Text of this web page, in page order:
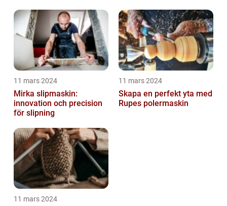
11 mars 2024
Mirka slipmaskin:
innovation och precision
för slipning
11 mars 2024
Skapa en perfekt yta med
Rupes polermaskin
11 mars 2024